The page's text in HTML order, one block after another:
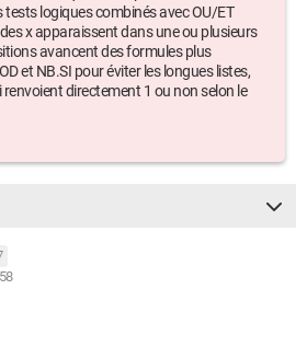
tests logiques combinés avec OU/ET
x apparaissent dans une ou plusieurs
avancent des formules plus
et NB.SI pour éviter les longues listes,
renvoient directement 1 ou non selon le